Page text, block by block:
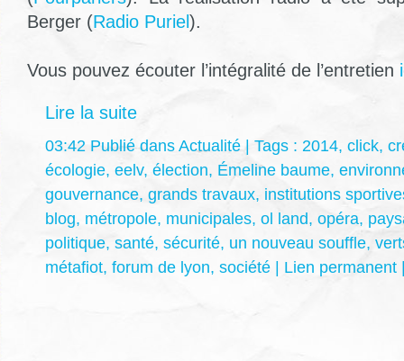
Berger (Radio Puriel).
Vous pouvez écouter l’intégralité de l’entretien
Lire la suite
03:42 Publié dans Actualité | Tags : 2014, click,
écologie, eelv, élection, Émeline baume,
gouvernance, grands travaux, institutions
blog, métropole, municipales, ol land, opéra,
politique, santé, sécurité, un nouveau souffle,
métafiot, forum de lyon, société Lien permanent